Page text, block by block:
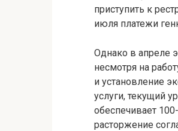
приступить к
июля платежи
Однако в апреле
несмотря на
и установление
услуги, текущий
обеспечивает
расторжение